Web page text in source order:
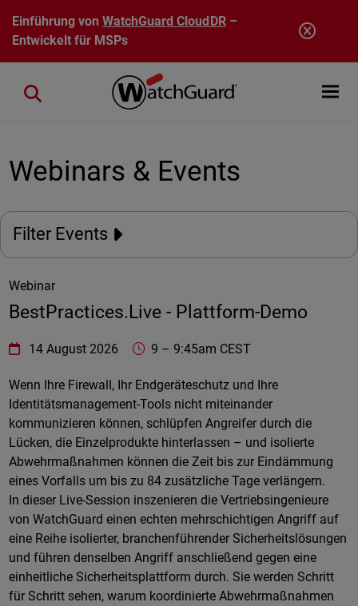
Direkt zum Inhalt
Einführung vonWatchGuard CloudDR–
Entwickelt für MSPs
Open
Close search
Webinars & Events
Filter Events
Webinar
BestPractices.Live - Plattform-Demo
WatchGuard Technologies https://www.watchguard.com/
14 August 2026 9 – 9:45am CEST
Wenn Ihre Firewall, Ihr Endgeräteschutz und Ihre
Identitätsmanagement-Tools nicht miteinander
kommunizieren können, schlüpfen Angreifer durch die
Lücken, die Einzelprodukte hinterlassen – und isolierte
Abwehrmaßnahmen können die Zeit bis zur Eindämmung
eines Vorfalls um bis zu 84 zusätzliche Tage verlängern.
In dieser Live-Session inszenieren die Vertriebsingenieure
von WatchGuard einen echten mehrschichtigen Angriff auf
eine Reihe isolierter, branchenführender Sicherheitslösungen
und führen denselben Angriff anschließend gegen eine
einheitliche Sicherheitsplattform durch. Sie werden Schritt
für Schritt sehen, warum koordinierte Abwehrmaßnahmen